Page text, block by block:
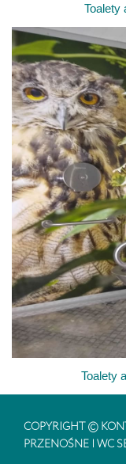
Toalety
Toalety
COPYRIGHT ©
PRZENOŚNE | WC